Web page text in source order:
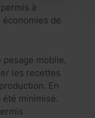
à
de
pesage mobile,
les recettes
En
minimisé.